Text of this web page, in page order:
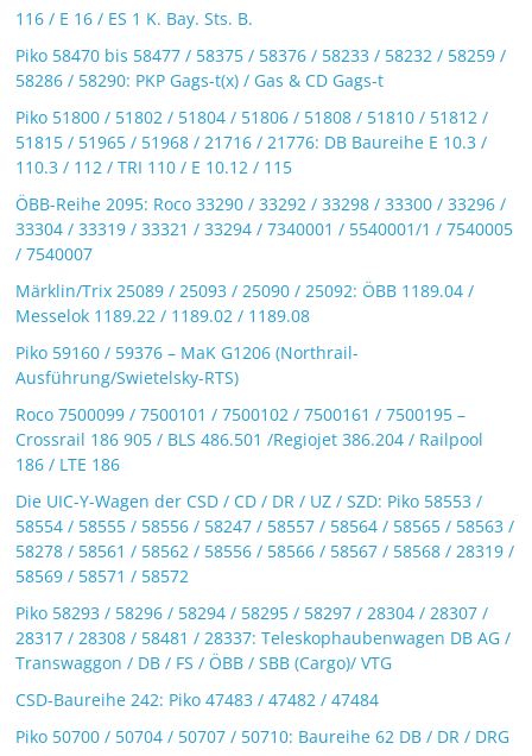
116 / E 16 / ES 1 K. Bay. Sts. B.
Piko 58470 bis 58477 / 58375 / 58376 / 58233 / 58232 / 58259 /
58286 / 58290: PKP Gags-t(x) / Gas & CD Gags-t
Piko 51800 / 51802 / 51804 / 51806 / 51808 / 51810 / 51812 /
51815 / 51965 / 51968 / 21716 / 21776: DB Baureihe E 10.3 /
110.3 / 112 / TRI 110 / E 10.12 / 115
ÖBB-Reihe 2095: Roco 33290 / 33292 / 33298 / 33300 / 33296 /
33304 / 33319 / 33321 / 33294 / 7340001 / 5540001/1 / 7540005
/ 7540007
Märklin/Trix 25089 / 25093 / 25090 / 25092: ÖBB 1189.04 /
Messelok 1189.22 / 1189.02 / 1189.08
Piko 59160 / 59376 – MaK G1206 (Northrail-
Ausführung/Swietelsky-RTS)
Roco 7500099 / 7500101 / 7500102 / 7500161 / 7500195 –
Crossrail 186 905 / BLS 486.501 /Regiojet 386.204 / Railpool
186 / LTE 186
Die UIC-Y-Wagen der CSD / CD / DR / UZ / SZD: Piko 58553 /
58554 / 58555 / 58556 / 58247 / 58557 / 58564 / 58565 / 58563 /
58278 / 58561 / 58562 / 58556 / 58566 / 58567 / 58568 / 28319 /
58569 / 58571 / 58572
Piko 58293 / 58296 / 58294 / 58295 / 58297 / 28304 / 28307 /
28317 / 28308 / 58481 / 28337: Teleskophaubenwagen DB AG /
Transwaggon / DB / FS / ÖBB / SBB (Cargo)/ VTG
CSD-Baureihe 242: Piko 47483 / 47482 / 47484
Piko 50700 / 50704 / 50707 / 50710: Baureihe 62 DB / DR / DRG